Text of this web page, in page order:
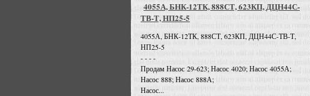
4055А, БНК-12ТК, 888СТ, 623КП, ДЦН44С-
ТВ-Т, НП25-5
4055А, БНК-12ТК, 888СТ, 623КП, ДЦН44С-ТВ-Т,
НП25-5
- - - -
Продам Насос 29-623; Насос 4020; Насос 4055А;
Насос 888; Насос 888А;
Насос...